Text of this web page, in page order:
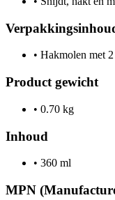
• Hakmolen met
Product gewicht
• 0.70 kg
Inhoud
• 360 ml
MPN